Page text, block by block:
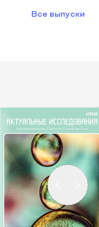
Все выпуски